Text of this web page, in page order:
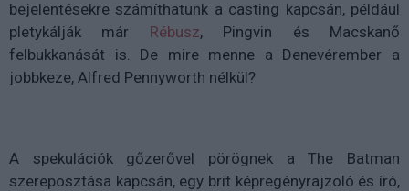
bejelentésekre számíthatunk a casting kapcsán, például
pletykálják már Rébusz, Pingvin és Macskanő
felbukkanását is. De mire menne a Denevérember a
jobbkeze, Alfred Pennyworth nélkül?
A spekulációk gőzerővel pörögnek a The Batman
szereposztása kapcsán, egy brit képregényrajzoló és író,